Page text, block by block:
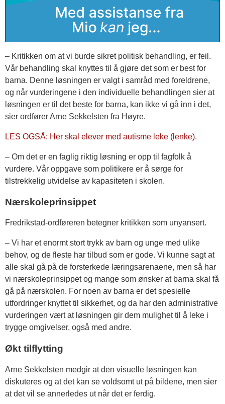
– Kritikken om at vi burde sikret politisk behandling, er feil.
Vår behandling skal knyttes til å gjøre det som er best for
barna. Denne løsningen er valgt i samråd med foreldrene,
og når vurderingene i den individuelle behandlingen sier at
løsningen er til det beste for barna, kan ikke vi gå inn i det,
sier ordfører Arne Sekkelsten fra Høyre.
LES OGSÅ: Her skal elever med autisme leke (lenke).
– Om det er en faglig riktig løsning er opp til fagfolk å
vurdere. Vår oppgave som politikere er å sørge for
tilstrekkelig utvidelse av kapasiteten i skolen.
Nærskoleprinsippet
Fredrikstad-ordføreren betegner kritikken som unyansert.
– Vi har et enormt stort trykk av barn og unge med ulike
behov, og de fleste har tilbud som er gode. Vi kunne sagt at
alle skal gå på de forsterkede læringsarenaene, men så har
vi nærskoleprinsippet og mange som ønsker at barna skal få
gå på nærskolen. For noen av barna er det spesielle
utfordringer knyttet til sikkerhet, og da har den administrative
vurderingen vært at løsningen gir dem mulighet til å leke i
trygge omgivelser, også med andre.
Økt tilflytting
Arne Sekkelsten medgir at den visuelle løsningen kan
diskuteres og at det kan se voldsomt ut på bildene, men sier
at det vil se annerledes ut når det er ferdig.